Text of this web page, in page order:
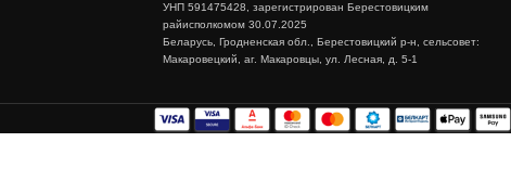
УНП 591475428, зарегистрирован Берестовицким
райисполкомом 30.07.2025
Беларусь, Гродненская обл., Берестовицкий р-н, сельсовет:
Макаровецкий, аг. Макаровцы, ул. Лесная, д. 5-1